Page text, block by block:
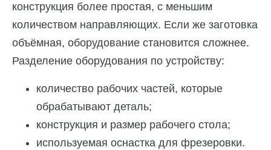
конструкция более простая, с меньшим
количеством направляющих. Если же заготовка
объёмная, оборудование становится сложнее.
Разделение оборудования по устройству:
количество рабочих частей, которые
обрабатывают деталь;
конструкция и размер рабочего стола;
используемая оснастка для фрезеровки.